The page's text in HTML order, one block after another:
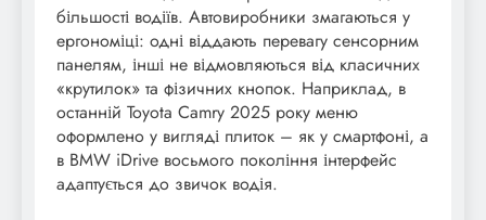
більшості водіїв. Автовиробники змагаються у
ергономіці: одні віддають перевагу сенсорним
панелям, інші не відмовляються від класичних
«крутилок» та фізичних кнопок. Наприклад, в
останній Toyota Camry 2025 року меню
оформлено у вигляді плиток – як у смартфоні, а
в BMW iDrive восьмого покоління інтерфейс
адаптується до звичок водія.